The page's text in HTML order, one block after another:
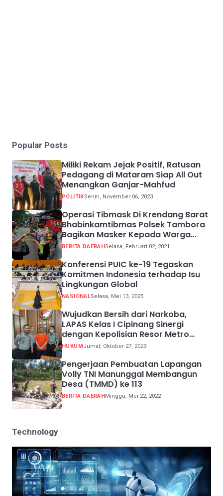
Popular Posts
Miliki Rekam Jejak Positif, Ratusan
Pedagang di Mataram Siap All Out
Menangkan Ganjar-Mahfud
POLITIKSenin, November 06, 2023
Operasi Tibmask Di Krendang Barat
Bhabinkamtibmas Polsek Tambora
Bagikan Masker Kepada Warga
Pelanggar Prokes
BERITA DAERAHSelasa, Februari 02, 2021
Konferensi PUIC ke-19 Tegaskan
Komitmen Indonesia terhadap Isu
Lingkungan Global
NASIONALSelasa, Mei 13, 2025
Wujudkan Bersih dari Narkoba,
LAPAS Kelas I Cipinang Sinergi
dengan Kepolisian Resor Metro
Jakarta Barat
HUKUMJumat, Oktober 27, 2023
Pengerjaan Pembuatan Lapangan
Volly TNI Manunggal Membangun
Desa (TMMD) ke 113
BERITA DAERAHMinggu, Mei 22, 2022
Technology